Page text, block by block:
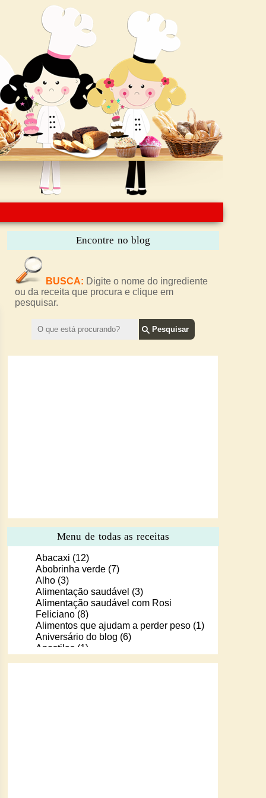
Encontre no blog
BUSCA: Digite o nome do ingrediente
ou da receita que procura e clique em
pesquisar.
Menu de todas as receitas
Abacaxi (12)
Abobrinha verde (7)
Alho (3)
Alimentação saudável (3)
Alimentação saudável com Rosi
Feliciano (8)
Alimentos que ajudam a perder peso (1)
Aniversário do blog (6)
Apostilas (1)